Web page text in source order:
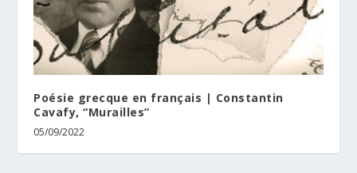
Poésie grecque en français | Constantin
Cavafy, “Murailles”
05/09/2022